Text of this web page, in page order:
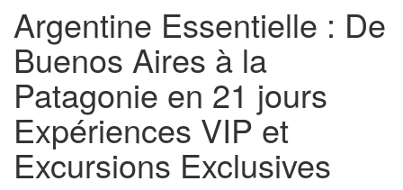
Argentine Essentielle : De
Buenos Aires à la
Patagonie en 21 jours
Expériences VIP et
Excursions Exclusives